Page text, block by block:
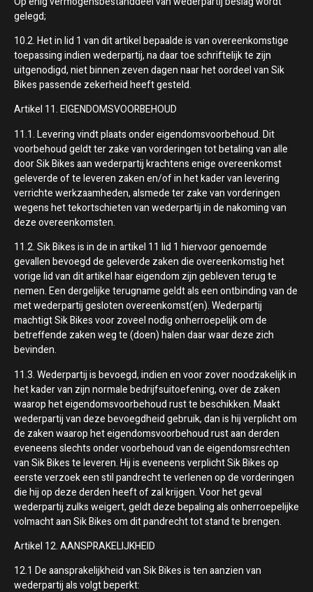
gelegd;
10.2. Het in lid 1 van dit artikel bepaalde is van overeenkomstige
toepassing indien wederpartij, na daar toe schriftelijk te zijn
uitgenodigd, niet binnen zeven dagen naar het oordeel van Sik
Bikes passende zekerheid heeft gesteld.
Artikel 11. EIGENDOMSVOORBEHOUD
11.1. Levering vindt plaats onder eigendomsvoorbehoud. Dit
voorbehoud geldt ter zake van vorderingen tot betaling van alle
door Sik Bikes aan wederpartij krachtens enige overeenkomst
geleverde of te leveren zaken en/of in het kader van levering
verrichte werkzaamheden, alsmede ter zake van vorderingen
wegens het tekortschieten van wederpartij in de nakoming van
deze overeenkomsten.
11.2. Sik Bikes is in de in artikel 11 lid 1 hiervoor genoemde
gevallen bevoegd de geleverde zaken die overeenkomstig het
vorige lid van dit artikel haar eigendom zijn gebleven terug te
nemen. Een dergelijke terugname geldt als een ontbinding van de
met wederpartij gesloten overeenkomst(en). Wederpartij
machtigt Sik Bikes voor zoveel nodig onherroepelijk om de
betreffende zaken weg te (doen) halen daar waar deze zich
bevinden.
11.3. Wederpartij is bevoegd, indien en voor zover noodzakelijk in
het kader van zijn normale bedrijfsuitoefening, over de zaken
waarop het eigendomsvoorbehoud rust te beschikken. Maakt
wederpartij van deze bevoegdheid gebruik, dan is hij verplicht om
de zaken waarop het eigendomsvoorbehoud rust aan derden
eveneens slechts onder voorbehoud van de eigendomsrechten
van Sik Bikes te leveren. Hij is eveneens verplicht Sik Bikes op
eerste verzoek een stil pandrecht te verlenen op de vorderingen
die hij op deze derden heeft of zal krijgen. Voor het geval
wederpartij zulks weigert, geldt deze bepaling als onherroepelijke
volmacht aan Sik Bikes om dit pandrecht tot stand te brengen.
Artikel 12. AANSPRAKELIJKHEID
12.1 De aansprakelijkheid van Sik Bikes is ten aanzien van
wederpartij als volgt beperkt: